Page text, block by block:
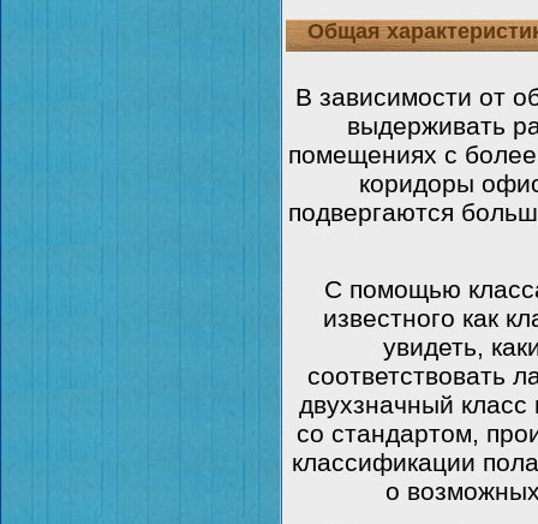
Общая
В зависимости от
выдерживать
помещениях с
коридоры
подвергаются
С помощью
известного как
увидеть,
соответствовать
двухзначный класс
со стандартом,
классификации
о